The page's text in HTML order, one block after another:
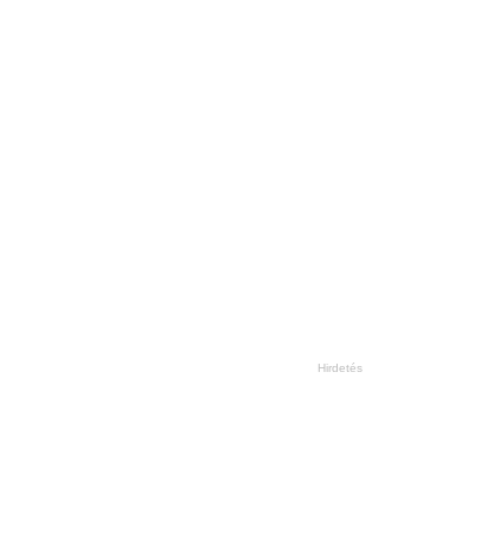
Hirdetés